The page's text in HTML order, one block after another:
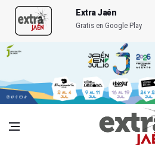
Extra Jaén
Gratis en Google Play